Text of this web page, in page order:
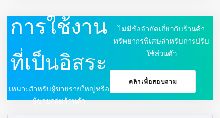
การใช้งาน
ที่เป็นอิสระ
เหมาะสำหรับผู้ขายรายใหญ่หรือ
ผู้ขายกลุ่มร้านค้า
ไม่มีข้อจำกัดเกี่ยวกับร้านค้า
ทรัพยากรพิเศษสำหรับการปรับ
ใช้ส่วนตัว
คลิกเพื่อสอบถาม